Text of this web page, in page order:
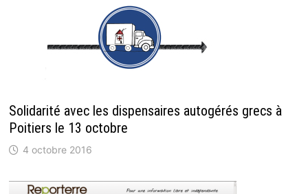
Solidarité avec les dispensaires autogérés grecs à
Poitiers le 13 octobre
4 octobre 2016